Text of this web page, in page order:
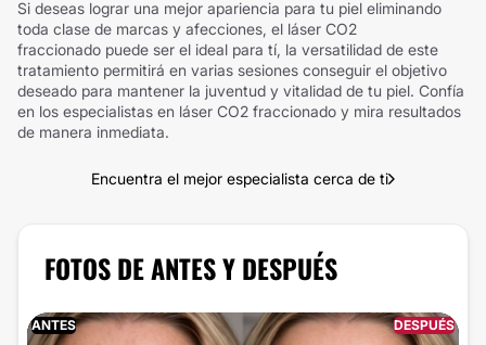
Si deseas lograr una mejor apariencia para tu piel eliminando
toda clase de marcas y afecciones, el láser CO2
fraccionado puede ser el ideal para tí, la versatilidad de este
tratamiento permitirá en varias sesiones conseguir el objetivo
deseado para mantener la juventud y vitalidad de tu piel. Confía
en los especialistas en láser CO2 fraccionado y mira resultados
de manera inmediata.
Encuentra el mejor especialista cerca de ti
FOTOS DE ANTES Y DESPUÉS
ANTES DESPUÉS